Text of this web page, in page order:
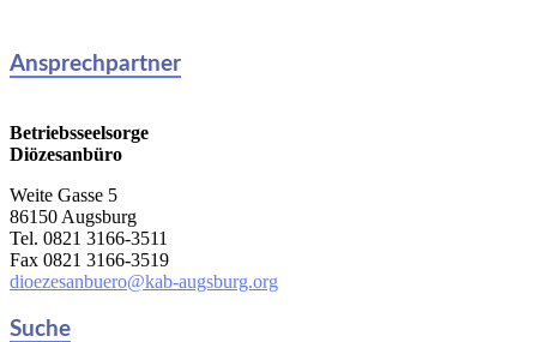
Ansprechpartner
Betriebsseelsorge
Diözesanbüro
Weite Gasse 5
86150 Augsburg
Tel. 0821 3166-3511
Fax 0821 3166-3519
dioezesanbuero@kab-augsburg.org
Suche